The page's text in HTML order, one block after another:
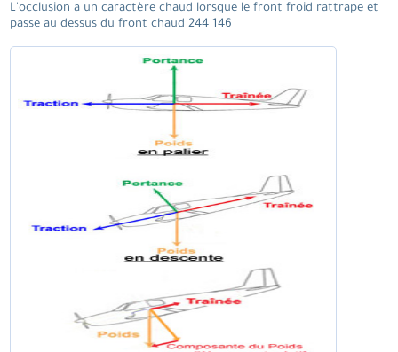
L'occlusion a un caractère chaud lorsque le front froid rattrape et
passe au dessus du front chaud 244 146